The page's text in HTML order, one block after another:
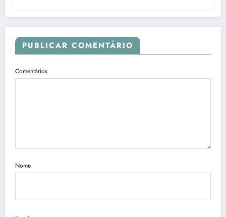
PUBLICAR COMENTÁRIO
Comentários
Nome